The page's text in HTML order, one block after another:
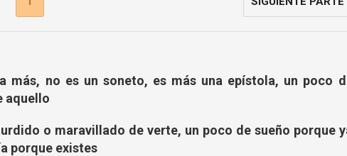
más, no es un soneto, es más una epístola, un poco
aquello
o maravillado de verte, un poco de sueño porque
porque existes